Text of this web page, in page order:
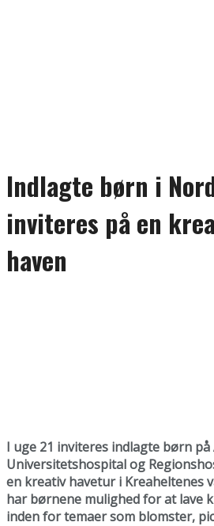
Indlagte børn i
inviteres på en
haven
I uge 21 inviteres indlagte børn
Universitetshospital og
en kreativ havetur i Kreaheltenes
har børnene mulighed for at lave
inden for temaer som blomster,